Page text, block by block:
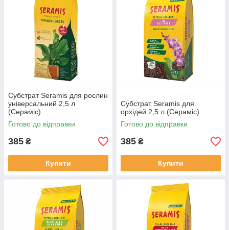
Субстрат Seramis для рослин
універсальний 2,5 л
(Сераміс)
Готово до відправки
385 ₴
Купити
Субстрат Seramis для
орхідей 2,5 л (Сераміс)
Готово до відправки
385 ₴
Купити